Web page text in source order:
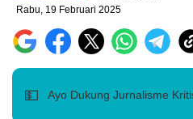
Rabu, 19 Februari 2025
💵 Ayo Dukung Jurnalisme